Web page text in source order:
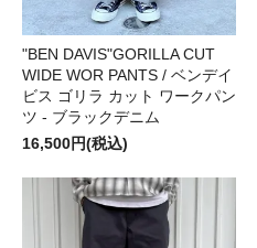
"BEN DAVIS"GORILLA CUT
WIDE WOR PANTS / ベンデイ
ビス ゴリラ カット ワークパン
ツ - ブラックデニム
16,500円(税込)